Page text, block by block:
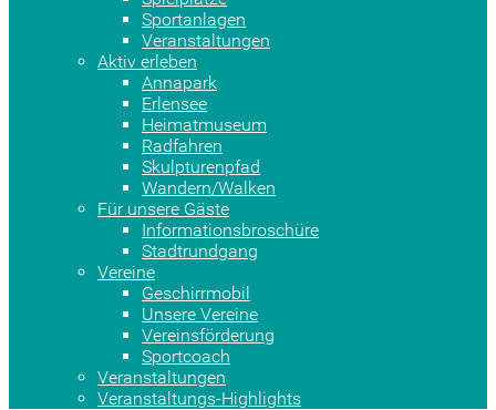
Sportanlagen
Veranstaltungen
Aktiv erleben
Annapark
Erlensee
Heimatmuseum
Radfahren
Skulpturenpfad
Wandern/Walken
Für unsere Gäste
Informationsbroschüre
Stadtrundgang
Vereine
Geschirrmobil
Unsere Vereine
Vereinsförderung
Sportcoach
Veranstaltungen
Veranstaltungs-Highlights